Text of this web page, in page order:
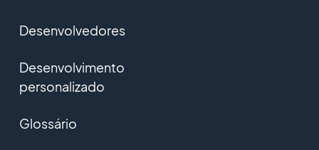
Desenvolvedores
Desenvolvimento
personalizado
Glossário